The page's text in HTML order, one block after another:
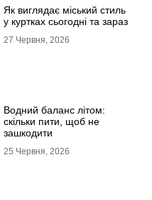
Як виглядає міський стиль
у куртках сьогодні та зараз
27 Червня, 2026
Водний баланс літом:
скільки пити, щоб не
зашкодити
25 Червня, 2026